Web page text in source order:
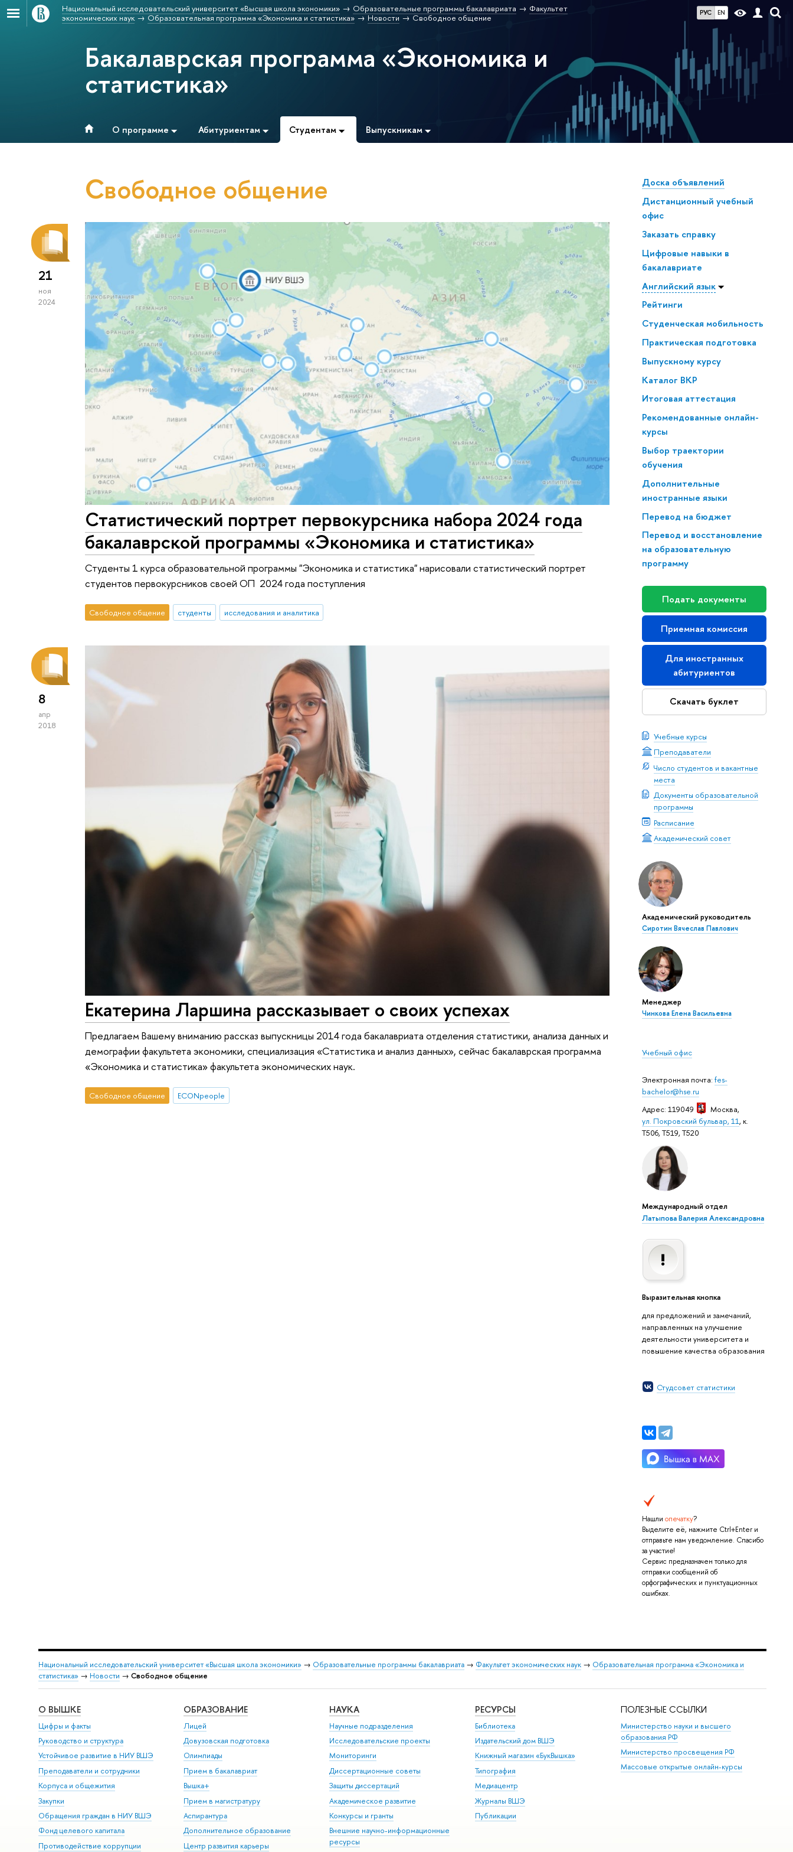
РУС EN
Национальный исследовательский университет «Высшая школа экономики» Образовательные программы бакалавриата
Факультет
экономических наук
Образовательная программа «Экономика и статистика» Новости Свободное общение
Бакалаврская программа «Экономика и
статистика»
О программе Абитуриентам Студентам Выпускникам
Доска объявлений
Дистанционный учебный
офис
Заказать справку
Цифровые навыки в
бакалавриате
Английский язык
Рейтинги
Студенческая мобильность
Практическая подготовка
Выпускному курсу
Каталог ВКР
Итоговая аттестация
Рекомендованные онлайн-
курсы
Выбор траектории
обучения
Дополнительные
иностранные языки
Перевод на бюджет
Перевод и восстановление
на образовательную
программу
Подать документы
Приемная комиссия
Для иностранных
абитуриентов
Скачать буклет
Учебные курсы
Преподаватели
Число студентов и вакантные
места
Документы образовательной
программы
Расписание
Академический совет
Академический руководитель
Сиротин Вячеслав Павлович
Менеджер
Чинкова Елена Васильевна
Учебный офис
Электронная почта: fes-
bachelor@hse.ru
Адрес: 119049
Москва,
ул. Покровский бульвар, 11, к.
Т506, Т519, Т520
Международный отдел
Латыпова Валерия Александровна
Выразительная кнопка
для предложений и замечаний,
направленных на улучшение
деятельности университета и
повышение качества образования
Студсовет статистики
Нашли опечатку?
Выделите её, нажмите Ctrl+Enter и
отправьте нам уведомление. Спасибо
за участие!
Сервис предназначен только для
отправки сообщений об
орфографических и пунктуационных
ошибках.
Свободное общение
21
ноя
2024
Статистический портрет первокурсника набора 2024 года
бакалаврской программы «Экономика и статистика»
Студенты 1 курса образовательной программы "Экономика и статистика" нарисовали статистический портрет
студентов первокурсников своей ОП 2024 года поступления
Свободное общение студенты исследования и аналитика
8
апр
2018
Екатерина Ларшина рассказывает о своих успехах
Предлагаем Вашему вниманию рассказ выпускницы 2014 года бакалавриата отделения статистики, анализа данных и
демографии факультета экономики, специализация «Статистика и анализ данных», сейчас бакалаврская программа
«Экономика и статистика» факультета экономических наук.
Свободное общение ECONpeople
Национальный исследовательский университет «Высшая школа экономики» → Образовательные программы бакалавриата→ Факультет экономических наук→ Образовательная программа «Экономика и
статистика» → Новости → Свободное общение
О ВЫШКЕ
Цифры и факты
Руководство и структура
Устойчивое развитие в НИУ ВШЭ
Преподаватели и сотрудники
Корпуса и общежития
Закупки
Обращения граждан в НИУ ВШЭ
Фонд целевого капитала
Противодействие коррупции
ОБРАЗОВАНИЕ
Лицей
Довузовская подготовка
Олимпиады
Прием в бакалавриат
Вышка+
Прием в магистратуру
Аспирантура
Дополнительное образование
Центр развития карьеры
НАУКА
Научные подразделения
Исследовательские проекты
Мониторинги
Диссертационные советы
Защиты диссертаций
Академическое развитие
Конкурсы и гранты
Внешние научно-информационные
ресурсы
РЕСУРСЫ
Библиотека
Издательский дом ВШЭ
Книжный магазин «БукВышка»
Типография
Медиацентр
Журналы ВШЭ
Публикации
ПОЛЕЗНЫЕ ССЫЛКИ
Министерство науки и высшего
образования РФ
Министерство просвещения РФ
Массовые открытые онлайн-курсы